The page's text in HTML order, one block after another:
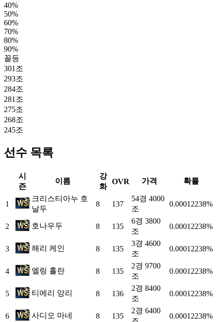
40%
50%
60%
70%
80%
90%
꼴등
301조
293조
284조
281조
275조
268조
245조
선수 목록
시
즌
이름
강
화
OVR 가격 확률
1
크리스티아누 호
날두
8 137
54경 4000
조
0.00012238%
2 호나우두 8 135
6경 3800
조
0.00012238%
3 해리 케인 8 135
3경 4600
조
0.00012238%
4 엘링 홀란 8 135
2경 9700
조
0.00012238%
5 티에리 앙리 8 136
2경 8400
조
0.00012238%
6 사디오 마네 8 135
2경 6400
0.00012238%